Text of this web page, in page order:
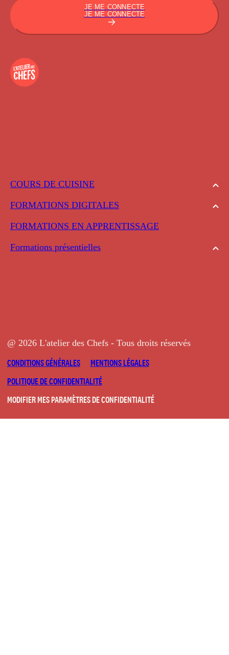
COURS DE CUISINE
FORMATIONS DIGITALES
FORMATIONS EN APPRENTISSAGE
Formations présentielles
JE ME CONNECTE
JE ME CONNECTE
@ 2026 L'atelier des Chefs - Tous droits réservés
CONDITIONS GÉNÉRALES
MENTIONS LÉGALES
POLITIQUE DE CONFIDENTIALITÉ
MODIFIER MES PARAMÈTRES DE CONFIDENTIALITÉ